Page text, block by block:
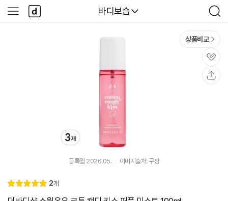
다나와
바디보습
검
색
사
이
다
나
와
상품비교
관
심
등록월 2026.05. 이미지출처: 쿠팡
별
5.
리
2개